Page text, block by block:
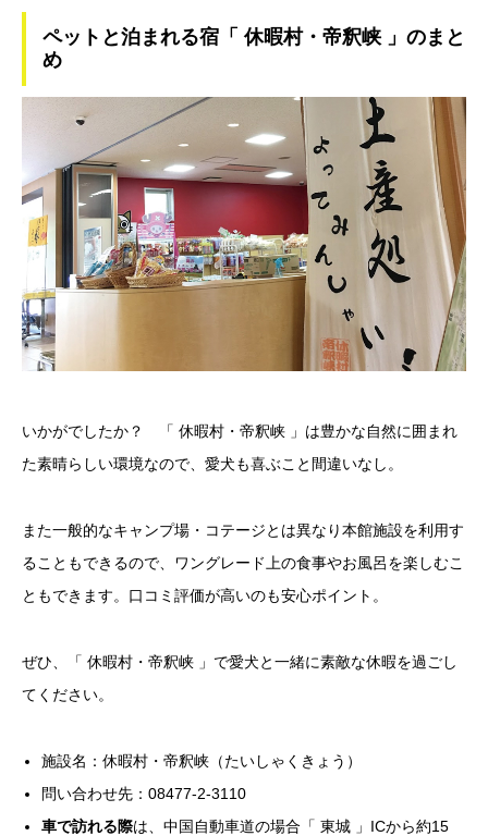
ペットと泊まれる宿「 休暇村・帝釈峡 」のまと
め
いかがでしたか？ 「 休暇村・帝釈峡 」は豊かな自然に囲まれ
た素晴らしい環境なので、愛犬も喜ぶこと間違いなし。
また一般的なキャンプ場・コテージとは異なり本館施設を利用す
ることもできるので、ワングレード上の食事やお風呂を楽しむこ
ともできます。口コミ評価が高いのも安心ポイント。
ぜひ、「 休暇村・帝釈峡 」で愛犬と一緒に素敵な休暇を過ごし
てください。
施設名：休暇村・帝釈峡（たいしゃくきょう）
問い合わせ先：08477-2-3110
車で訪れる際は、中国自動車道の場合「 東城 」ICから約15